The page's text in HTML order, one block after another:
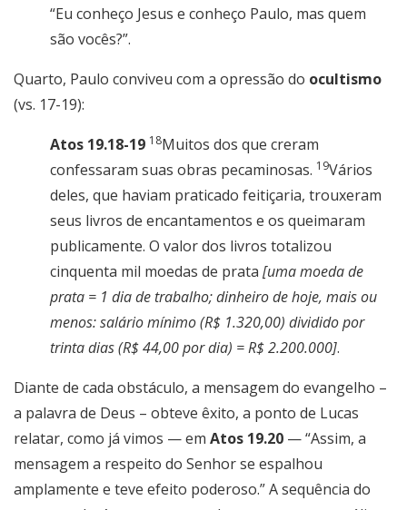
“Eu conheço Jesus e conheço Paulo, mas quem
são vocês?”.
Quarto, Paulo conviveu com a opressão do ocultismo
(vs. 17-19):
Atos 19.18-19 18Muitos dos que creram
confessaram suas obras pecaminosas. 19Vários
deles, que haviam praticado feitiçaria, trouxeram
seus livros de encantamentos e os queimaram
publicamente. O valor dos livros totalizou
cinquenta mil moedas de prata [uma moeda de
prata = 1 dia de trabalho; dinheiro de hoje, mais ou
menos: salário mínimo (R$ 1.320,00) dividido por
trinta dias (R$ 44,00 por dia) = R$ 2.200.000].
Diante de cada obstáculo, a mensagem do evangelho –
a palavra de Deus – obteve êxito, a ponto de Lucas
relatar, como já vimos — em Atos 19.20 — “Assim, a
mensagem a respeito do Senhor se espalhou
amplamente e teve efeito poderoso.” A sequência do